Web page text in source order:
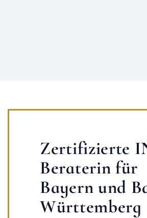
Zertifizierte
Beraterin für
Bayern und
Württemberg